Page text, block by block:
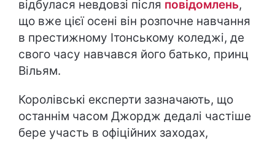
відбулася невдовзі після повідомлень,
що вже цієї осені він розпочне навчання
в престижному Ітонському коледжі, де
свого часу навчався його батько, принц
Вільям.
Королівські експерти зазначають, що
останнім часом Джордж дедалі частіше
бере участь в офіційних заходах,